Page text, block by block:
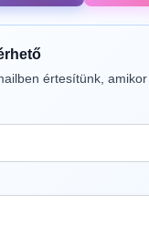
értesítünk,